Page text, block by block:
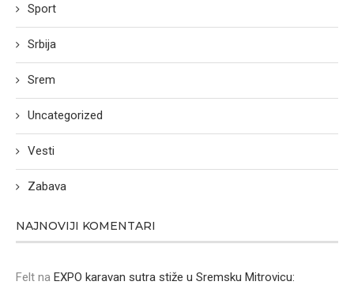
Sport
Srbija
Srem
Uncategorized
Vesti
Zabava
NAJNOVIJI KOMENTARI
Felt na EXPO karavan sutra stiže u Sremsku Mitrovicu: